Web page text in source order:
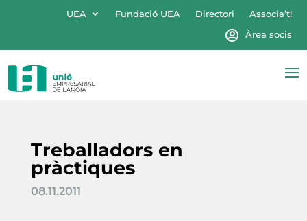
UEA Fundació UEA Directori
Associa’t!
Àrea socis
Treballadors en
pràctiques
08.11.2011